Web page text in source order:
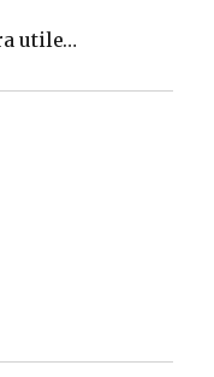
utile…